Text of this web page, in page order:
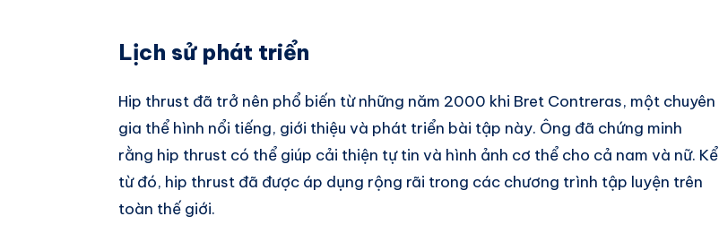
Lịch sử phát triển
Hip thrust đã trở nên phổ biến từ những năm 2000 khi Bret Contreras, một chuyên
gia thể hình nổi tiếng, giới thiệu và phát triển bài tập này. Ông đã chứng minh
rằng hip thrust có thể giúp cải thiện tự tin và hình ảnh cơ thể cho cả nam và nữ. Kể
từ đó, hip thrust đã được áp dụng rộng rãi trong các chương trình tập luyện trên
toàn thế giới.